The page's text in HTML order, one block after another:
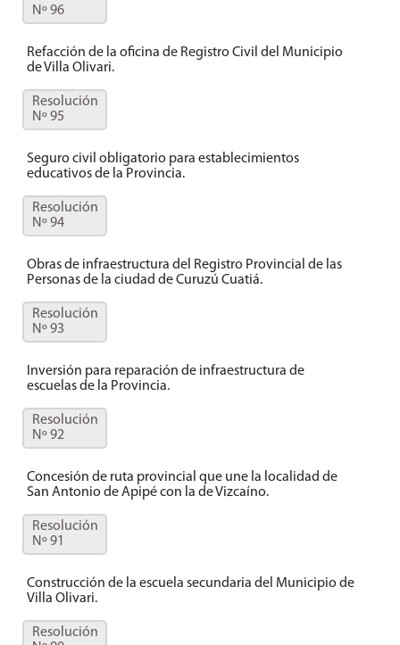
Nº 96
Refacción de la oficina de Registro Civil del Municipio
de Villa Olivari.
Resolución
Nº 95
Seguro civil obligatorio para establecimientos
educativos de la Provincia.
Resolución
Nº 94
Obras de infraestructura del Registro Provincial de las
Personas de la ciudad de Curuzú Cuatiá.
Resolución
Nº 93
Inversión para reparación de infraestructura de
escuelas de la Provincia.
Resolución
Nº 92
Concesión de ruta provincial que une la localidad de
San Antonio de Apipé con la de Vizcaíno.
Resolución
Nº 91
Construcción de la escuela secundaria del Municipio de
Villa Olivari.
Resolución